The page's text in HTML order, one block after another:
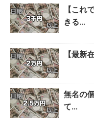
【これ
きる...
【最新
無名の
て...